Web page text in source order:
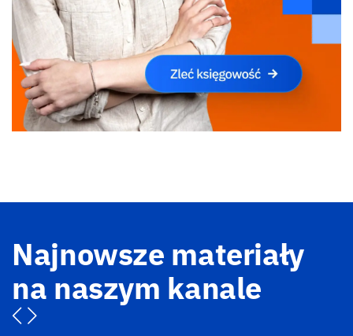
Najnowsze materiały
na naszym kanale